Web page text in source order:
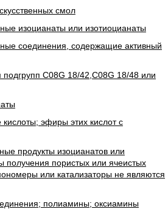
смол
изоцианаты или изотиоцианаты
соединения, содержащие активный
C08G 18/42,C08G 18/48 или
эфиры этих кислот с
продукты изоцианатов или
получения пористых или ячеистых
или катализаторы не являются
полиамины; оксиамины